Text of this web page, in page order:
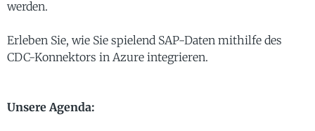
werden.
Erleben Sie, wie Sie spielend SAP-Daten mithilfe des
CDC-Konnektors in Azure integrieren.
Unsere Agenda: